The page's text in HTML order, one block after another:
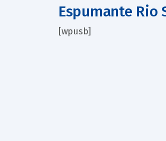
Espumante Rio
[wpusb]